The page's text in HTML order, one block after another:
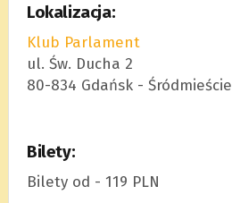
Lokalizacja:
Klub Parlament
ul. Św. Ducha 2
80-834 Gdańsk - Śródmieście
Bilety:
Bilety od - 119 PLN